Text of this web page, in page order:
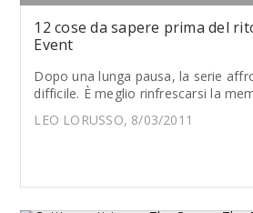
12 cose da sapere prima del
Event
Dopo una lunga pausa, la serie
difficile. È meglio rinfrescarsi la
LEO LORUSSO, 8/03/2011